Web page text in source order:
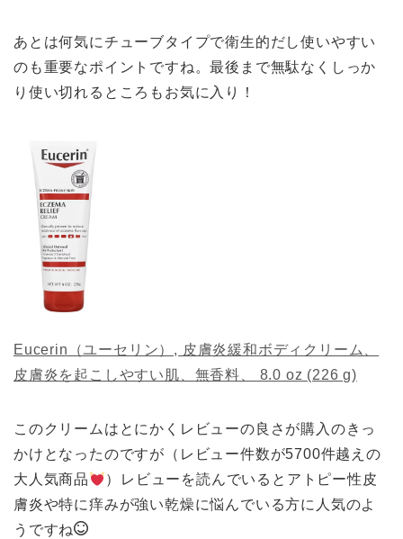
あとは何気にチューブタイプで衛生的だし使いやすい
のも重要なポイントですね。最後まで無駄なくしっか
り使い切れるところもお気に入り！
Eucerin（ユーセリン）, 皮膚炎緩和ボディクリーム、
皮膚炎を起こしやすい肌、無香料、 8.0 oz (226 g)
このクリームはとにかくレビューの良さが購入のきっ
かけとなったのですが（レビュー件数が5700件越えの
大人気商品
）レビューを読んでいるとアトピー性皮
膚炎や特に痒みが強い乾燥に悩んでいる方に人気のよ
うですね